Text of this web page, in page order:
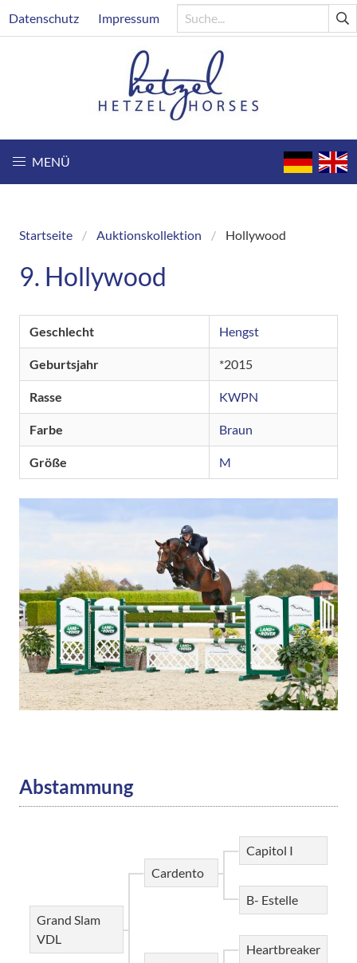
zum
Header
Datenschutz Impressum
MENÜ
Breadcrumb
Startseite Auktionskollektion Hollywood
9. Hollywood
Geschlecht Hengst
Geburtsjahr 2015
Rasse KWPN
Farbe Braun
Größe M
Abstammung
Grand Slam
VDL
Cardento
Capitol I
B- Estelle
Heartbreaker